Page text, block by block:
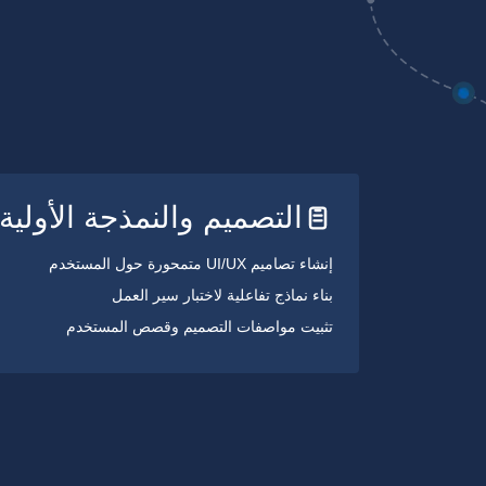
التصميم والنمذجة الأولية
إنشاء تصاميم UI/UX متمحورة حول المستخدم
بناء نماذج تفاعلية لاختبار سير العمل
تثبيت مواصفات التصميم وقصص المستخدم